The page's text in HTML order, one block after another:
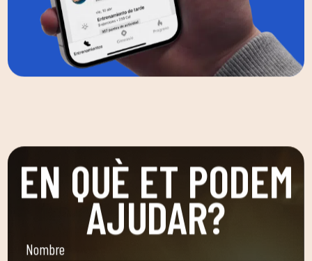
EN QUÈ ET PODEM
AJUDAR?
Nombre